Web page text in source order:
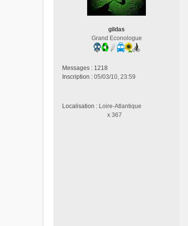
gildas
Grand Econologue
Messages : 1218
Inscription : 05/03/10, 23:59
Localisation : Loire-Atlantique
x 367